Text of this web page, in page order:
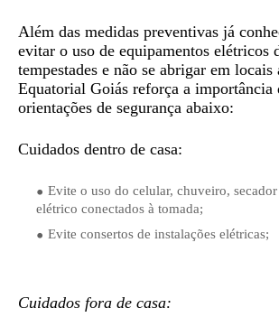
Além das medidas preventivas já
evitar o uso de equipamentos elétricos
tempestades e não se abrigar em locais
Equatorial Goiás reforça a importância
orientações de segurança abaixo:
Cuidados dentro de casa:
Evite o uso do celular, chuveiro,
elétrico conectados à tomada;
Evite consertos de instalações elétricas;
Cuidados fora de casa: